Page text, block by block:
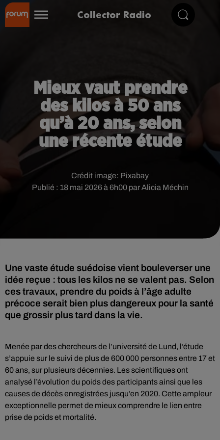
Collector Radio
Mieux vaut prendre
des kilos à 50 ans
qu’à 20 ans, selon
une récente étude
Publié : 18 mai 2026 à 6h00 par Alicia Méchin
Crédit image: Pixabay
Une vaste étude suédoise vient bouleverser une
idée reçue : tous les kilos ne se valent pas. Selon
ces travaux, prendre du poids à l’âge adulte
précoce serait bien plus dangereux pour la santé
que grossir plus tard dans la vie.
Menée par des chercheurs de l’université de Lund, l’étude
s’appuie sur le suivi de plus de 600 000 personnes entre 17 et
60 ans, sur plusieurs décennies. Les scientifiques ont
analysé l’évolution du poids des participants ainsi que les
causes de décès enregistrées jusqu’en 2020. Cette ampleur
exceptionnelle permet de mieux comprendre le lien entre
prise de poids et mortalité.